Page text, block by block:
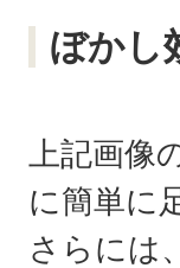
ぼかし
上記画
に簡単に
さらには